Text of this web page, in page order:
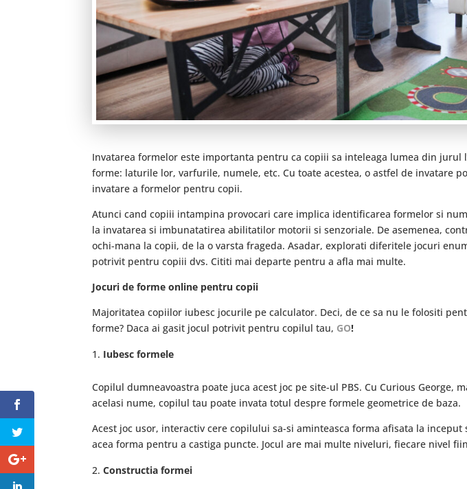
Invatarea formelor este importanta pentru ca copiii sa inteleaga lumea din jurul
forme: laturile lor, varfurile, numele, etc. Cu toate acestea, o astfel de invatare
invatare a formelor pentru copii.
Atunci cand copiii intampina provocari care implica identificarea formelor si
la invatarea si imbunatatirea abilitatilor motorii si senzoriale. De asemenea,
ochi-mana la copii, de la o varsta frageda. Asadar, explorati diferitele jocuri
potrivit pentru copiii dvs. Cititi mai departe pentru a afla mai multe.
Jocuri de forme online pentru copii
Majoritatea copiilor iubesc jocurile pe calculator. Deci, de ce sa nu le folositi
forme? Daca ai gasit jocul potrivit pentru copilul tau, GO!
Iubesc formele
Copilul dumneavoastra poate juca acest joc pe site-ul PBS. Cu Curious George,
acelasi nume, copilul tau poate invata totul despre formele geometrice de baza.
Acest joc usor, interactiv cere copilului sa-si aminteasca forma afisata la inceput
acea forma pentru a castiga puncte. Jocul are mai multe niveluri, fiecare nivel
Constructia formei